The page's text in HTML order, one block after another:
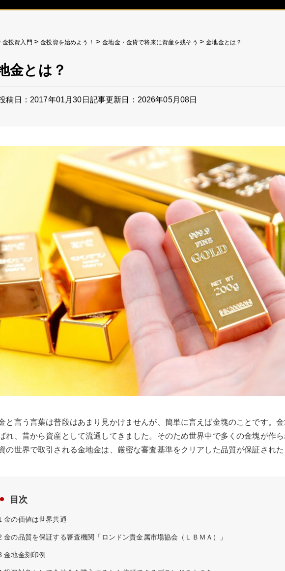
金投資入門 >金投資を始めよう！ >金地金・金貨で将来に資産を残そう >金地金とは？
金とは？
稿日：2017年01月30日 記事更新日：2026年05月08日
と言う言葉は普段はあまり見かけませんが、簡単に言えば金塊のことです。
れ、昔から資産として流通してきました。そのため世界中で多くの金塊が作
の世界で取引される金地金は、厳密な審査基準をクリアした品質が保証された
目次
金の価値は世界共通
金の品質を保証する審査機関「ロンドン貴金属市場協会（ＬＢＭＡ）」
金地金刻印例